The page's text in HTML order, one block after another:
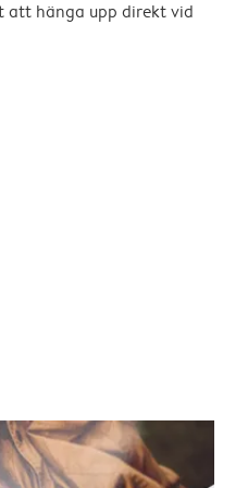
att hänga upp direkt vid